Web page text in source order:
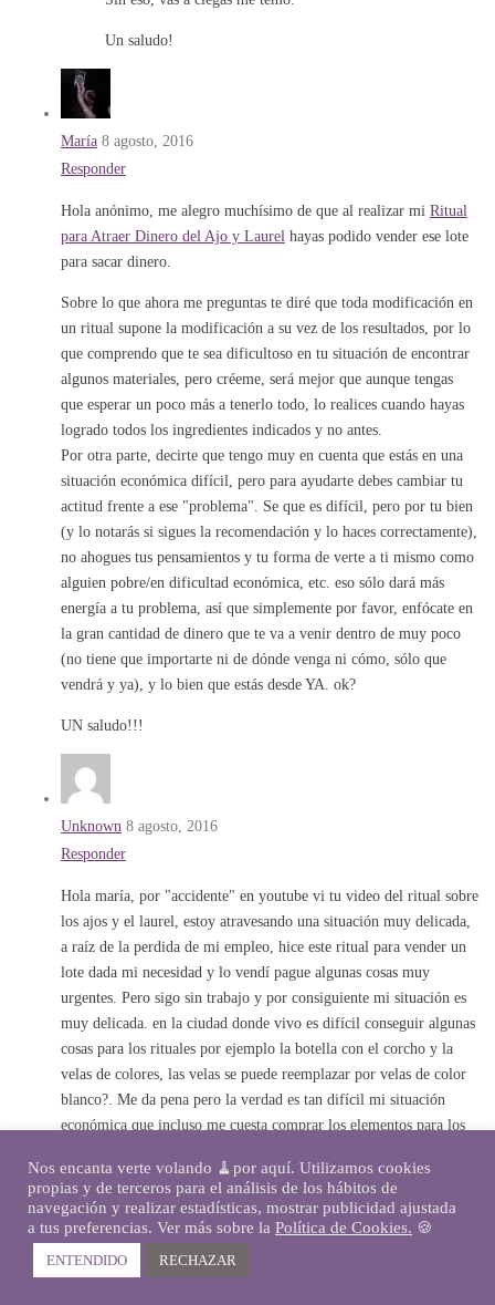
Un saludo!
María 8 agosto, 2016
Responder
Hola anónimo, me alegro muchísimo de que al realizar mi Ritual
para Atraer Dinero del Ajo y Laurel hayas podido vender ese lote
para sacar dinero.
Sobre lo que ahora me preguntas te diré que toda modificación en
un ritual supone la modificación a su vez de los resultados, por lo
que comprendo que te sea dificultoso en tu situación de encontrar
algunos materiales, pero créeme, será mejor que aunque tengas
que esperar un poco más a tenerlo todo, lo realices cuando hayas
logrado todos los ingredientes indicados y no antes.
Por otra parte, decirte que tengo muy en cuenta que estás en una
situación económica difícil, pero para ayudarte debes cambiar tu
actitud frente a ese "problema". Se que es difícil, pero por tu bien
(y lo notarás si sigues la recomendación y lo haces correctamente),
no ahogues tus pensamientos y tu forma de verte a ti mismo como
alguien pobre/en dificultad económica, etc. eso sólo dará más
energía a tu problema, así que simplemente por favor, enfócate en
la gran cantidad de dinero que te va a venir dentro de muy poco
(no tiene que importarte ni de dónde venga ni cómo, sólo que
vendrá y ya), y lo bien que estás desde YA. ok?
UN saludo!!!
Unknown 8 agosto, 2016
Responder
Hola maría, por "accidente" en youtube vi tu video del ritual sobre
los ajos y el laurel, estoy atravesando una situación muy delicada,
a raíz de la perdida de mi empleo, hice este ritual para vender un
lote dada mi necesidad y lo vendí pague algunas cosas muy
urgentes. Pero sigo sin trabajo y por consiguiente mi situación es
muy delicada. en la ciudad donde vivo es difícil conseguir algunas
cosas para los rituales por ejemplo la botella con el corcho y la
velas de colores, las velas se puede reemplazar por velas de color
blanco?. Me da pena pero la verdad es tan difícil mi situación
económica que incluso me cuesta comprar los elementos para los
trabajo… gracias y un abrazo mi email es
juan.carlos.alonso.ortiz@gmail.com
Nos encanta verte volando 🧹por aquí. Utilizamos cookies
propias y de terceros para el análisis de los hábitos de
navegación y realizar estadísticas, mostrar publicidad ajustada
a tus preferencias. Ver más sobre la Política de Cookies. 🍪
ENTENDIDO RECHAZAR